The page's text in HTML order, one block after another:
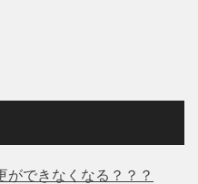
ができなくなる？？？